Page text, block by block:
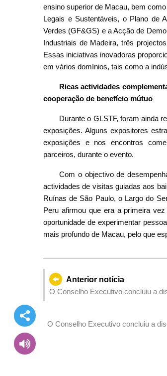
ensino superior de Macau, bem
Legais e Sustentáveis, o Plano de
Verdes (GF&GS) e a Acção de
Industriais de Madeira, três
Essas iniciativas inovadoras
em vários domínios, tais como a
Ricas actividades
cooperação de benefício mútuo
Durante o GLSTF, foram ainda
exposições. Alguns expositores
exposições e nos encontros
parceiros, durante o evento.
Com o objectivo de
actividades de visitas guiadas aos
Ruínas de São Paulo, o Largo do
Peru afirmou que era a primeira
oportunidade de experimentar
mais profundo de Macau, pelo que
Anterior notícia
O Conselho Executivo concluiu a
O Conselho Executivo concluiu a